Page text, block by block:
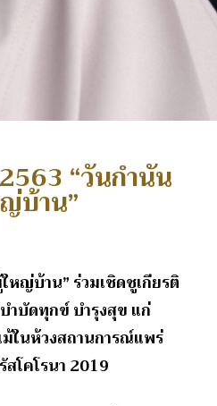
“วันกำนัน
บ้าน”
หญ่บ้าน” ร่วมเชิดชูเกียรติ
ำบัดทุกข์ บำรุงสุข แก่
ในห้วงสถานการณ์แพร่
สโคโรนา 2019